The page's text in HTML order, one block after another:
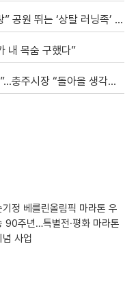
상탈 러닝족’ 갑론을박 [자막뉴스]
내 목숨 구했다”
주시장 “돌아올 생각은?”
기정 베를린올림픽 마라톤 우
90주년…특별전·평화 마라톤
념 사업